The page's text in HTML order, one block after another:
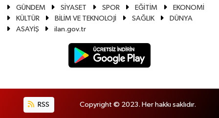
GÜNDEM SİYASET SPOR EĞİTİM
EKONOMİ
KÜLTÜR
BİLİM VE TEKNOLOJİ SAĞLIK
DÜNYA
ASAYİŞ
ilan.gov.tr
RSS Copyright © 2023. Her hakkı saklıdır.